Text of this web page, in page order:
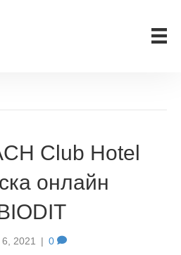
Club Hotel
онлайн
2021 | 0